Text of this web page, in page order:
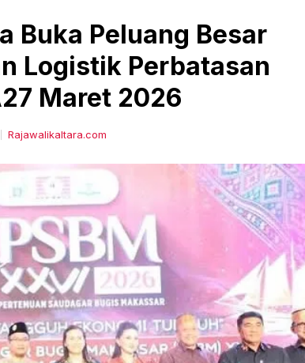
Buka Peluang Besar
Logistik Perbatasan
Maret 2026
Rajawalikaltara.com